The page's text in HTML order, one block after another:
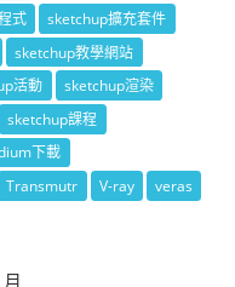
式
sketchup擴充套件
sketchup教學網站
活動
sketchup渲染
sketchup課程
下載
Transmutr V-ray
veras